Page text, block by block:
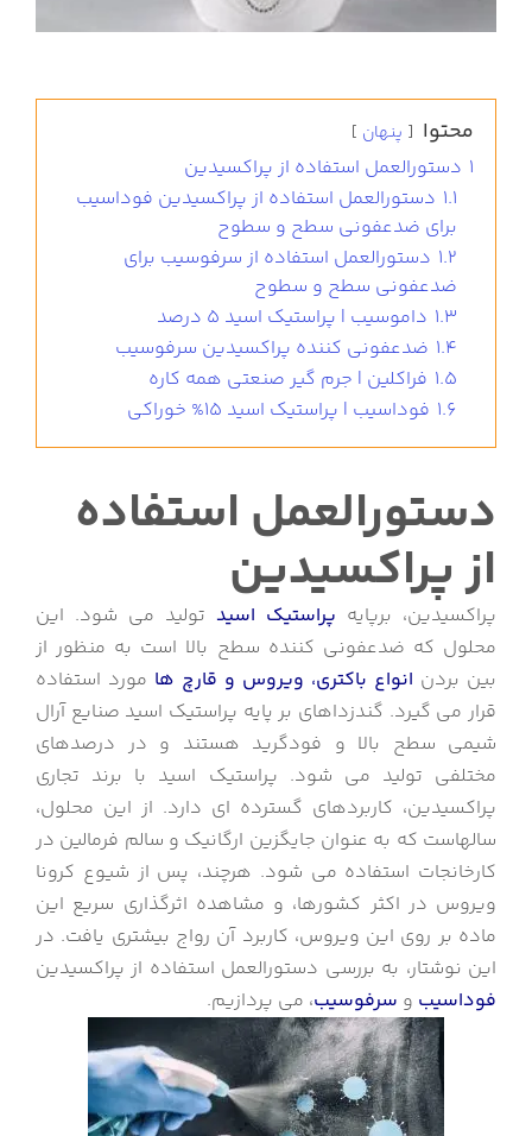
محتوا پنهان
1 دستورالعمل استفاده از پراکسیدین
1.1 دستورالعمل استفاده از پراکسیدین فوداسیب
برای ضدعفونی سطح و سطوح
1.2 دستورالعمل استفاده از سرفوسیب برای
ضدعفونی سطح و سطوح
1.3 داموسیب | پراستیک اسید 5 درصد
1.4 ضدعفونی کننده پراکسیدین سرفوسیب
1.5 فراکلین | جرم گیر صنعتی همه کاره
1.6 فوداسیب | پراستیک اسید 15% خوراکی
دستورالعمل استفاده
از پراکسیدین
پراکسیدین، برپایه پراستیک اسید تولید می شود. این
محلول که ضدعفونی کننده سطح بالا است به منظور از
بین بردن انواع باکتری، ویروس و قارچ ها مورد استفاده
قرار می گیرد. گندزداهای بر پایه پراستیک اسید صنایع آرال
شیمی سطح بالا و فودگرید هستند و در درصدهای
مختلفی تولید می شود. پراستیک اسید با برند تجاری
پراکسیدین، کاربردهای گسترده ای دارد. از این محلول،
سالهاست که به عنوان جایگزین ارگانیک و سالم فرمالین در
کارخانجات استفاده می شود. هرچند، پس از شیوع کرونا
ویروس در اکثر کشورها، و مشاهده اثرگذاری سریع این
ماده بر روی این ویروس، کاربرد آن رواج بیشتری یافت. در
این نوشتار، به بررسی دستورالعمل استفاده از پراکسیدین
فوداسیب و سرفوسیب، می پردازیم.